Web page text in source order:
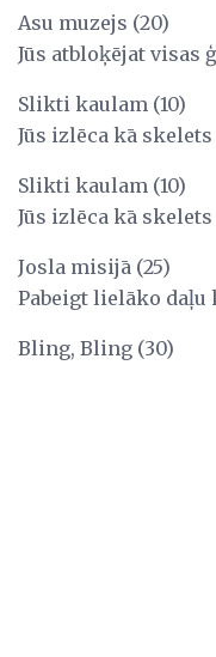
Asu muzejs (20)
Jūs atbloķējat visas
Slikti kaulam (10)
Jūs izlēca kā skelets
Slikti kaulam (10)
Jūs izlēca kā skelets
Josla misijā (25)
Pabeigt lielāko daļu
Bling, Bling (30)